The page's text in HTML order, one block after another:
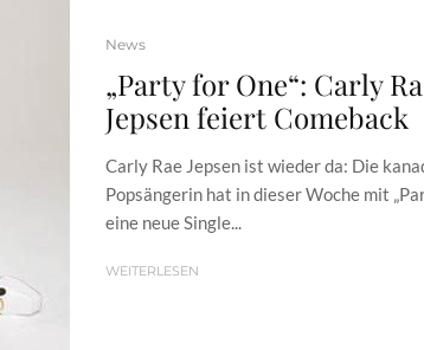
News
„Party for One“: Carly
Jepsen feiert Comeback
Carly Rae Jepsen ist wieder da: Die
Popsängerin hat in dieser Woche mit
eine neue Single...
WEITERLESEN